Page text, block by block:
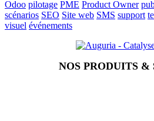
Odoo pilotage PME Product Owner
scénarios SEO Site web SMS support
visuel événements
NOS PRODUITS &